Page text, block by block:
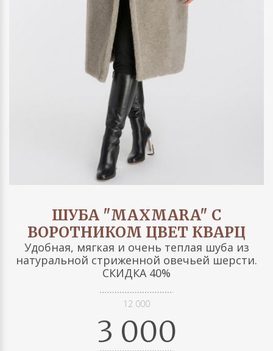
ШУБА "MAXMARA" С
ВОРОТНИКОМ ЦВЕТ КВАРЦ
Удобная, мягкая и очень теплая шуба из
натуральной стриженной овечьей шерсти.
СКИДКА 40%
12 000
3 000